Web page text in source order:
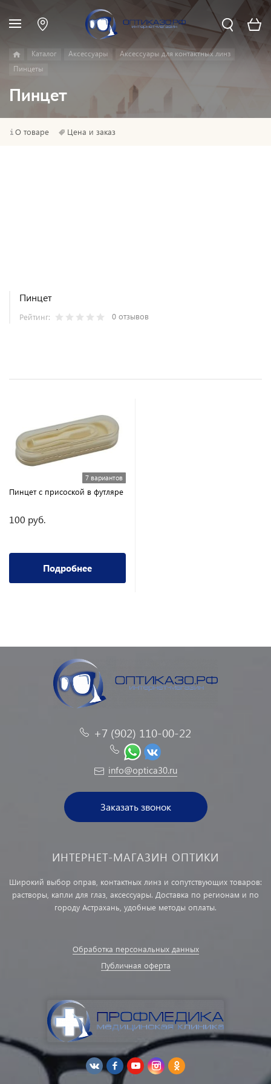
Каталог Аксессуары
Аксессуары для контактных линз
Пинцеты
Пинцет
О товаре Цена и заказ
Пинцет
Рейтинг: 0 отзывов
7 вариантов
Пинцет с присоской в футляре
100 руб.
Подробнее
+7 (902) 110-00-22
info@optica30.ru
Заказать звонок
ИНТЕРНЕТ-МАГАЗИН ОПТИКИ
Широкий выбор оправ, контактных линз и сопутствующих товаров:
растворы, капли для глаз, аксессуары. Доставка по регионам и по
городу Астрахань, удобные методы оплаты.
Обработка персональных данных
Публичная оферта